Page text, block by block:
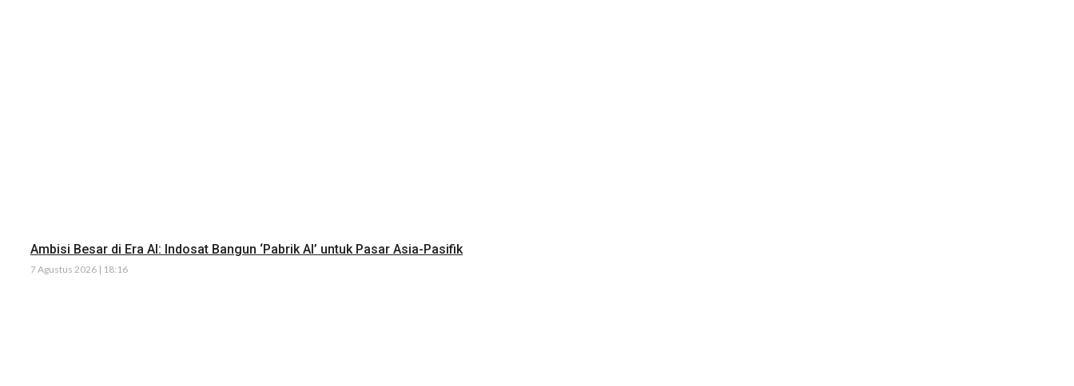
Ambisi Besar di Era AI: Indosat Bangun ‘Pabrik AI’ untuk Pasar Asia-Pasifik
7 Agustus 2026 | 18:16